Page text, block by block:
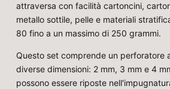
attraversa con facilità cartoncini,
metallo sottile, pelle e materiali
80 fino a un massimo di 250 grammi.
Questo set comprende un perforatore
diverse dimensioni: 2 mm, 3 mm e 4
possono essere riposte